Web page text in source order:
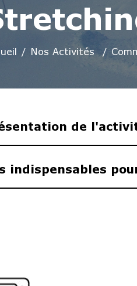
Nos Activités
de
indispensables